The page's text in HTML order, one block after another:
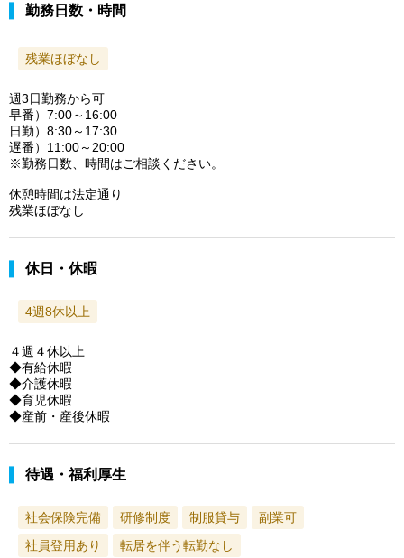
勤務日数・時間
残業ほぼなし
週3日勤務から可
早番）7:00～16:00
日勤）8:30～17:30
遅番）11:00～20:00
※勤務日数、時間はご相談ください。
休憩時間は法定通り
残業ほぼなし
休日・休暇
4週8休以上
４週４休以上
◆有給休暇
◆介護休暇
◆育児休暇
◆産前・産後休暇
待遇・福利厚生
社会保険完備 研修制度 制服貸与
副業可
社員登用あり
転居を伴う転勤なし